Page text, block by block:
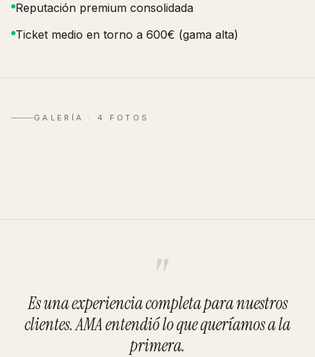
Reputación premium consolidada
Ticket medio en torno a 600€ (gama alta)
GALERÍA · 4 FOTOS
"
Es una experiencia completa para nuestros
clientes. AMA entendió lo que queríamos a la
primera.